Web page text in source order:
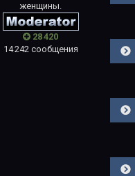
женщины.
28 420
14 242 сообщения